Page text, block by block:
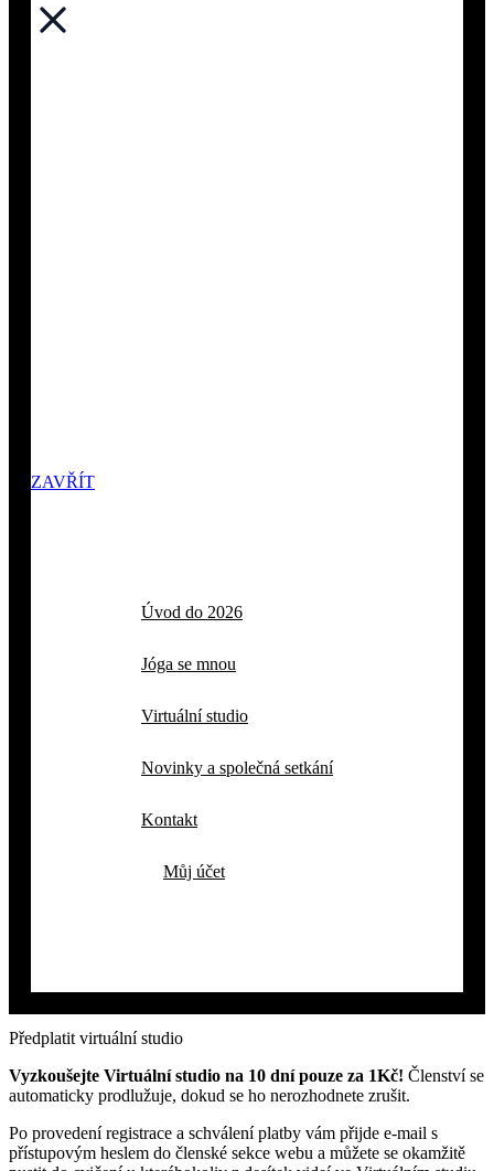
ZAVŘÍT
Úvod do 2026
Jóga se mnou
Virtuální studio
Novinky a společná setkání
Kontakt
Můj účet
Předplatit virtuální studio
Vyzkoušejte Virtuální studio na 10 dní pouze za 1Kč! Členství se
automaticky prodlužuje, dokud se ho nerozhodnete zrušit.
Po provedení registrace a schválení platby vám přijde e-mail s
přístupovým heslem do členské sekce webu a můžete se okamžitě